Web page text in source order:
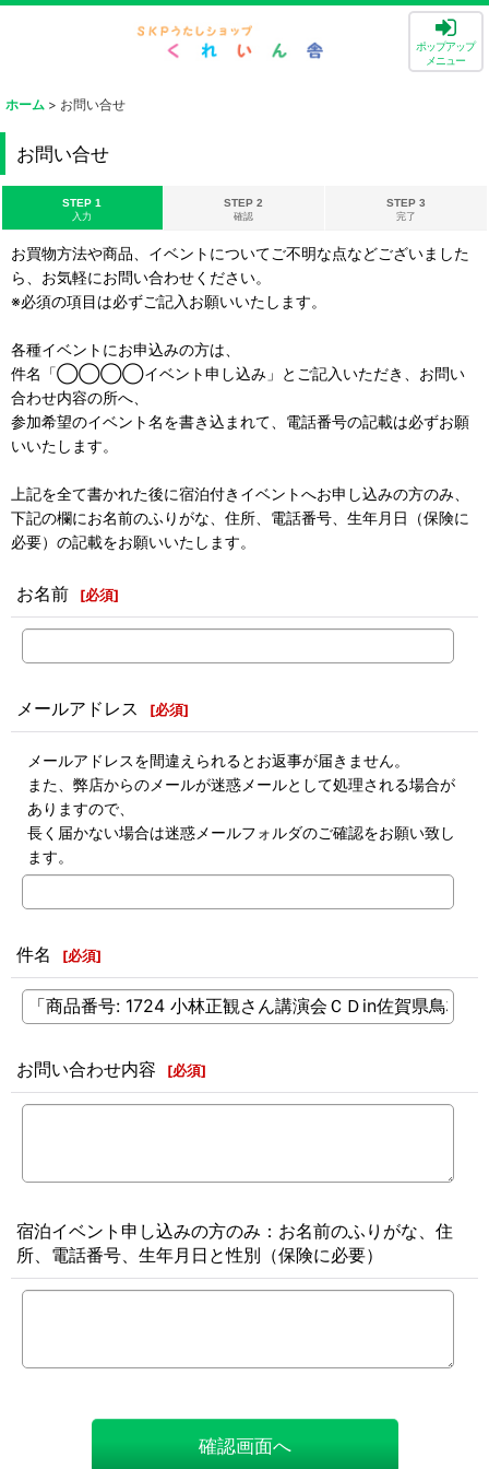
ポップアップ
メニュー
ホーム > お問い合せ
お問い合せ
STEP 1
入力
STEP 2
確認
STEP 3
完了
お買物方法や商品、イベントについてご不明な点などございました
ら、お気軽にお問い合わせください。
※必須の項目は必ずご記入お願いいたします。
各種イベントにお申込みの方は、
件名「◯◯◯◯イベント申し込み」とご記入いただき、お問い
合わせ内容の所へ、
参加希望のイベント名を書き込まれて、電話番号の記載は必ずお願
いいたします。
上記を全て書かれた後に宿泊付きイベントへお申し込みの方のみ、
下記の欄にお名前のふりがな、住所、電話番号、生年月日（保険に
必要）の記載をお願いいたします。
お名前 [必須]
メールアドレス [必須]
メールアドレスを間違えられるとお返事が届きません。
また、弊店からのメールが迷惑メールとして処理される場合が
ありますので、
長く届かない場合は迷惑メールフォルダのご確認をお願い致し
ます。
件名 [必須]
お問い合わせ内容 [必須]
宿泊イベント申し込みの方のみ：お名前のふりがな、住
所、電話番号、生年月日と性別（保険に必要）
確認画面へ